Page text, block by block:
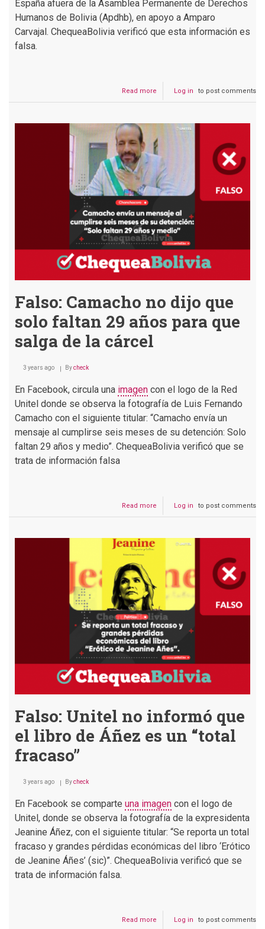
España afuera de la Asamblea Permanente de Derechos
Humanos de Bolivia (Apdhb), en apoyo a Amparo
Carvajal. ChequeaBolivia verificó que esta información es
falsa.
Read more
Es
cantó
el
himno
de
España
afuera
la
APDH
en
apoyo
a
Amparo
Log in to post comments
Falso: Camacho no dijo que
solo faltan 29 años para que
salga de la cárcel
3 years ago Bycheck
En Facebook, circula una imagen con el logo de la Red
Unitel donde se observa la fotografía de Luis Fernando
Camacho con el siguiente titular: “Camacho envía un
mensaje al cumplirse seis meses de su detención: Solo
faltan 29 años y medio”. ChequeaBolivia verificó que se
trata de información falsa
Read more
Falso:
faltan
29
años
para
que
salga
de
la
cárcel
Log in to post comments
Falso: Unitel no informó que
el libro de Áñez es un “total
fracaso”
3 years ago Bycheck
En Facebook se comparte una imagen con el logo de
Unitel, donde se observa la fotografía de la expresidenta
Jeanine Áñez, con el siguiente titular: “Se reporta un total
fracaso y grandes pérdidas económicas del libro ‘Erótico
de Jeanine Áñes’ (sic)”. ChequeaBolivia verificó que se
trata de información falsa.
Read more Log in to post comments